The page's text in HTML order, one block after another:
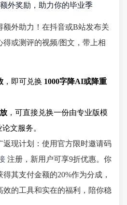
外奖励，助力你的毕业季
额外助力！在抖音或B站发布关
或测评的视频/图文，带上相
，即可兑换 1000字降AI或降重
，可直接兑换一份由专业版模
文服务。
返现计划：使用官方限时邀请码
注册，新用户可享9折优惠。你
其支付金额的20%作为分成，
效的工具和实在的福利，陪你稳